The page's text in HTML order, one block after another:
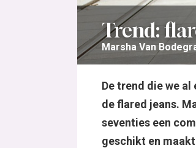
Trend:
Marsha Van
De trend die we
de flared jeans.
seventies een
geschikt en